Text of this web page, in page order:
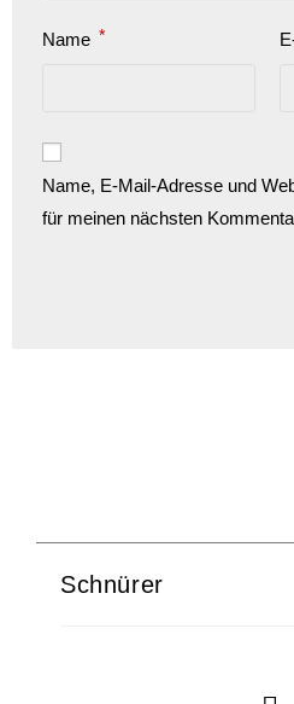
Name *
Name, E-Mail-Adresse und
für meinen nächsten
Schnürer